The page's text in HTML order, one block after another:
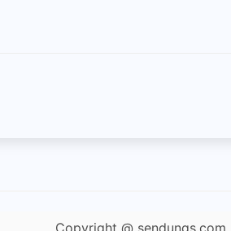
Copyright @ sendungs.com |